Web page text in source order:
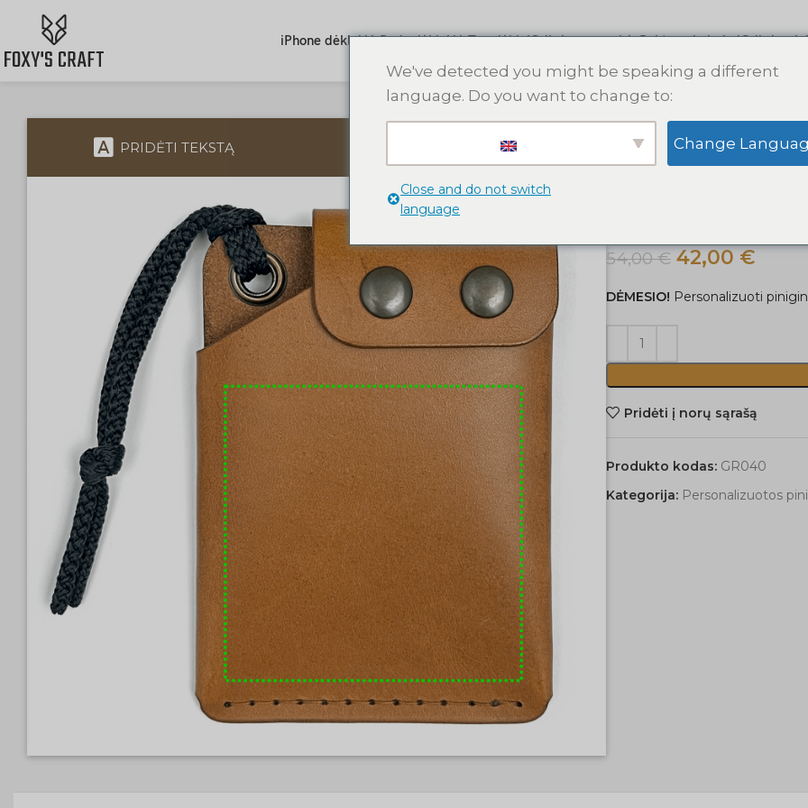
iPhone dėklaiAirPods dėklaiAirTag dėklaiOdinės apyrankėsRaktų pakabukaiOdinės
PRIDĖTI TEKSTĄ PRIDĖTI PAVEIKSLĖLĮ
Pradžia Personalizuotos
54,00€ 42,00 €
DĖMESIO! Personalizuoti
Pridėti į norų sąrašą
Produkto kodas: GR040
Kategorija: Personalizuotos
We've detected you might be speaking a different
language. Do you want to change to:
Change
Close and do not switch
language